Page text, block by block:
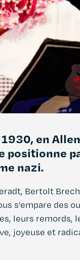
en
positionne
nazi.
Bertolt
s’empare des
leurs remords,
joyeuse et